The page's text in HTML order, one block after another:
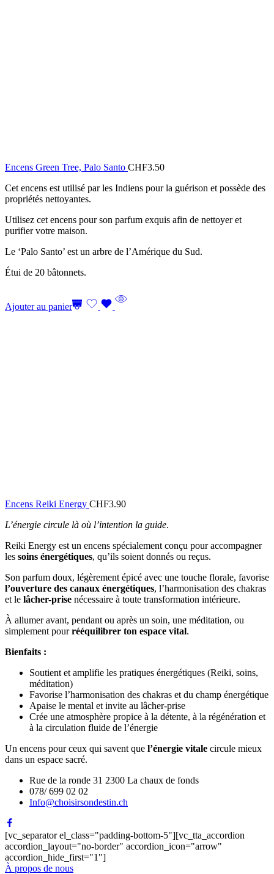
Encens Green Tree, Palo Santo CHF3.50
Cet encens est utilisé par les Indiens pour la guérison et possède des
propriétés nettoyantes.
Utilisez cet encens pour son parfum exquis afin de nettoyer et
purifier votre maison.
Le ‘Palo Santo’ est un arbre de l’Amérique du Sud.
Étui de 20 bâtonnets.
Ajouter au panier
Encens Reiki Energy CHF3.90
L’énergie circule là où l’intention la guide.
Reiki Energy est un encens spécialement conçu pour accompagner
les soins énergétiques, qu’ils soient donnés ou reçus.
Son parfum doux, légèrement épicé avec une touche florale, favorise
l’ouverture des canaux énergétiques, l’harmonisation des chakras
et le lâcher-prise nécessaire à toute transformation intérieure.
À allumer avant, pendant ou après un soin, une méditation, ou
simplement pourrééquilibrer ton espace vital.
Bienfaits :
Soutient et amplifie les pratiques énergétiques (Reiki, soins,
méditation)
Favorise l’harmonisation des chakras et du champ énergétique
Apaise le mental et invite au lâcher-prise
Crée une atmosphère propice à la détente, à la régénération et
à la circulation fluide de l’énergie
Un encens pour ceux qui savent que l’énergie vitale circule mieux
dans un espace sacré.
Rue de la ronde 31 2300 La chaux de fonds
078/ 699 02 02
Info@choisirsondestin.ch
[vc_separator el_class="padding-bottom-5"][vc_tta_accordion
accordion_layout="no-border" accordion_icon="arrow"
accordion_hide_first="1"]
À propos de nous